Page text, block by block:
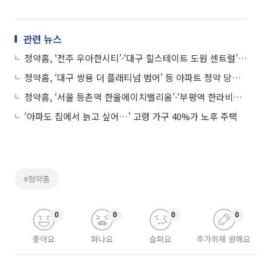
관련 뉴스
청약홈, ‘전주 우아한시티’·‘대구 힐스테이트 도원 센트럴’ 등 아파트 청약 당첨자 발표
청약홈, ‘대구 쌍용 더 플래티넘 범어’ 등 아파트 청약 당첨자 발표
청약홈, ‘서울 등촌역 한울에이치밸리움’·‘부평역 한라비발디 트레비앙’ 등 아파트 청약 당첨자 발표
‘아파도 집에서 늙고 싶어…’ 고령 가구 40%가 노후 주택
#청약홈
좋아요
0
화나요
0
슬퍼요
0
추가취재 원해요
0